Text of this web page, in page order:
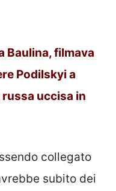
Baulina, filmava
Podilskyi a
uccisa in
collegato
subito dei